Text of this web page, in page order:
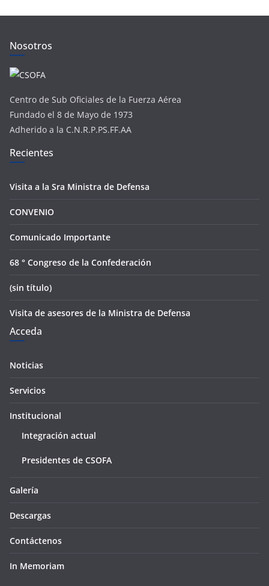
Nosotros
Centro de Sub Oficiales de la Fuerza Aérea
Fundado el 8 de Mayo de 1973
Adherido a la C.N.R.P.PS.FF.AA
Recientes
Visita a la Sra Ministra de Defensa
CONVENIO
Comunicado Importante
68 ° Congreso de la Confederación
(sin título)
Visita de asesores de la Ministra de Defensa
Acceda
Noticias
Servicios
Institucional
Integración actual
Presidentes de CSOFA
Galería
Descargas
Contáctenos
In Memoriam